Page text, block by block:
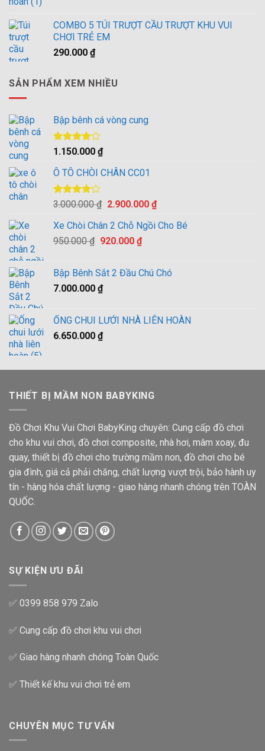
COMBO 5 TÚI TRƯỢT CẦU TRƯỢT KHU VUI
CHƠI TRẺ EM
290.000 ₫
SẢN PHẨM XEM NHIỀU
Bập bênh cá vòng cung
Được
4.005
sao
1.150.000 ₫
Ô TÔ CHÒI CHÂN CC01
Được
4.005
sao
3.000.000₫ Giá
là:
3.000.000 ₫.
2.900.000 ₫Giá
tại
Xe Chòi Chân 2 Chỗ Ngồi Cho Bé
950.000₫ Giá
950.000 ₫.
920.000 ₫Giá
là:
Bập Bênh Sắt 2 Đầu Chú Chó
7.000.000 ₫
ỐNG CHUI LƯỚI NHÀ LIÊN HOÀN
6.650.000 ₫
THIẾT BỊ MẦM NON BABYKING
Đồ Chơi Khu Vui Chơi BabyKing chuyên: Cung cấp đồ chơi
cho khu vui chơi, đồ chơi composite, nhà hơi, mâm xoay, đu
quay, thiết bị đồ chơi cho trường mầm non, đồ chơi cho bé
gia đình, giá cả phải chăng, chất lượng vượt trội, bảo hành uy
tín - hàng hóa chất lượng - giao hàng nhanh chóng trên TOÀN
QUỐC.
SỰ KIỆN ƯU ĐÃI
✅ 0399 858 979 Zalo
✅ Cung cấp đồ chơi khu vui chơi
✅ Giao hàng nhanh chóng Toàn Quốc
✅ Thiết kế khu vui chơi trẻ em
CHUYÊN MỤC TƯ VẤN